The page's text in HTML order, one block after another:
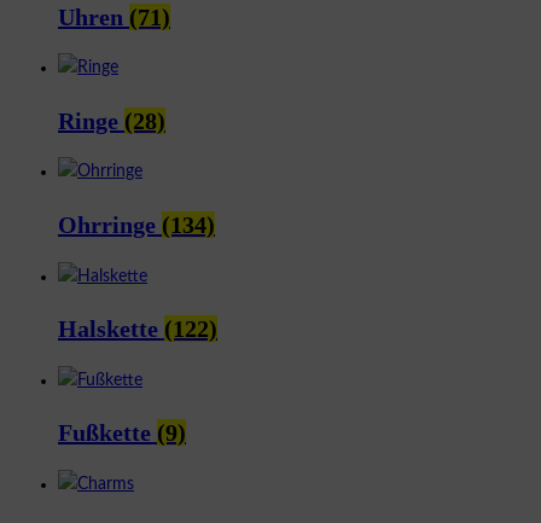
Uhren (71)
Ringe (28)
Ohrringe (134)
Halskette (122)
Fußkette (9)